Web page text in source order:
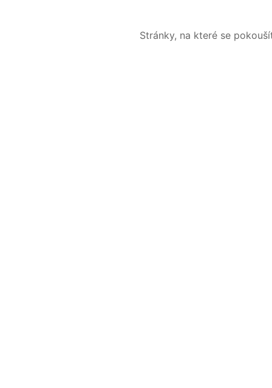
Stránky, na které se